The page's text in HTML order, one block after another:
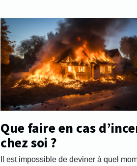
Que faire en cas
chez soi ?
Il est impossible de deviner à quel